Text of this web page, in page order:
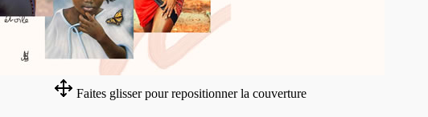
Faites glisser pour repositionner la couverture